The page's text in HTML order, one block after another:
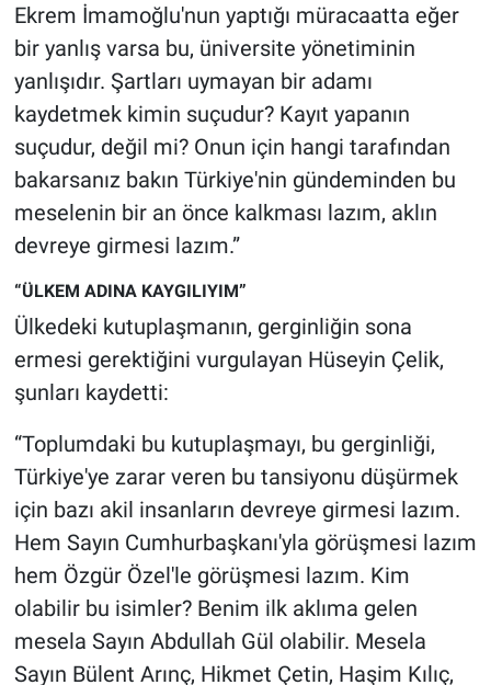
Ekrem İmamoğlu'nun yaptığı müracaatta eğer
bir yanlış varsa bu, üniversite yönetiminin
yanlışıdır. Şartları uymayan bir adamı
kaydetmek kimin suçudur? Kayıt yapanın
suçudur, değil mi? Onun için hangi tarafından
bakarsanız bakın Türkiye'nin gündeminden bu
meselenin bir an önce kalkması lazım, aklın
devreye girmesi lazım.”
“ÜLKEM ADINA KAYGILIYIM”
Ülkedeki kutuplaşmanın, gerginliğin sona
ermesi gerektiğini vurgulayan Hüseyin Çelik,
şunları kaydetti:
“Toplumdaki bu kutuplaşmayı, bu gerginliği,
Türkiye'ye zarar veren bu tansiyonu düşürmek
için bazı akil insanların devreye girmesi lazım.
Hem Sayın Cumhurbaşkanı'yla görüşmesi lazım
hem Özgür Özel'le görüşmesi lazım. Kim
olabilir bu isimler? Benim ilk aklıma gelen
mesela Sayın Abdullah Gül olabilir. Mesela
Sayın Bülent Arınç, Hikmet Çetin, Haşim Kılıç,